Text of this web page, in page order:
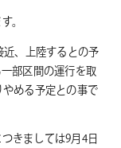
。
、上陸するとの予
部区間の運行を取
める予定との事で
きましては9月4日